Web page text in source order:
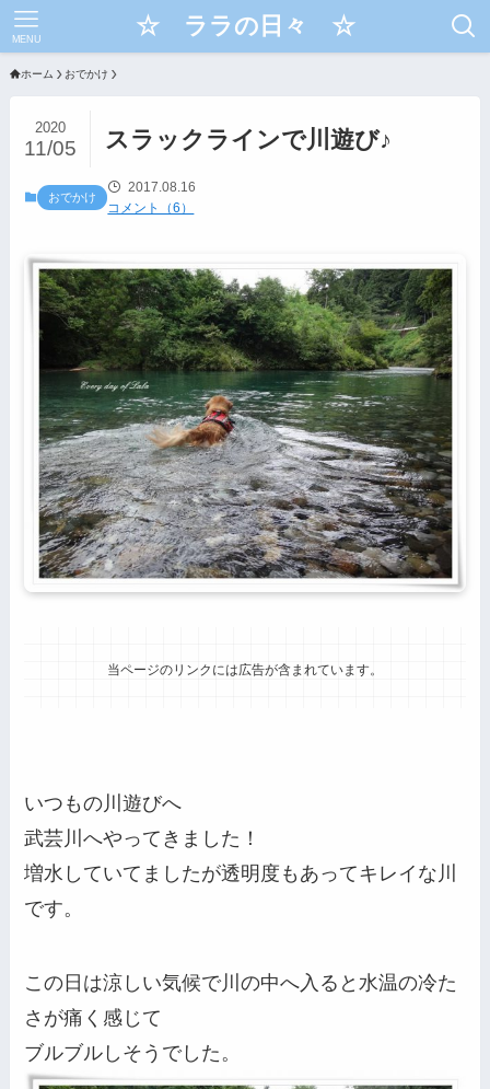
☆ ララの日々 ☆
MENU
ホーム おでかけ
スラックラインで川遊び♪
2020
11/05
おでかけ
2017.08.16
コメント（6）
当ページのリンクには広告が含まれています。
いつもの川遊びへ
武芸川へやってきました！
増水していてましたが透明度もあってキレイな川
です。
この日は涼しい気候で川の中へ入ると水温の冷た
さが痛く感じて
ブルブルしそうでした。